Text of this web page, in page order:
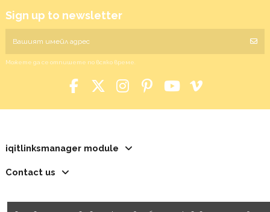
Sign up to newsletter
Можете да се отпишете по всяко време.
iqitlinksmanager module
Contact us